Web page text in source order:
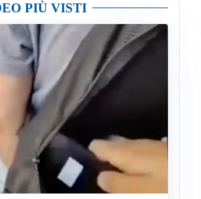
PIÙ VISTI